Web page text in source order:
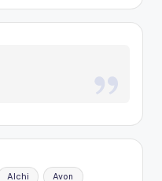
Alchi Avon